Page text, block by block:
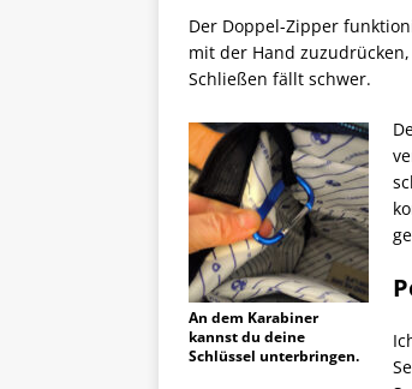
Der Doppel-Zipper
mit der Hand
Schließen fällt schwer.
An dem Karabiner
kannst du deine
Schlüssel unterbringen.